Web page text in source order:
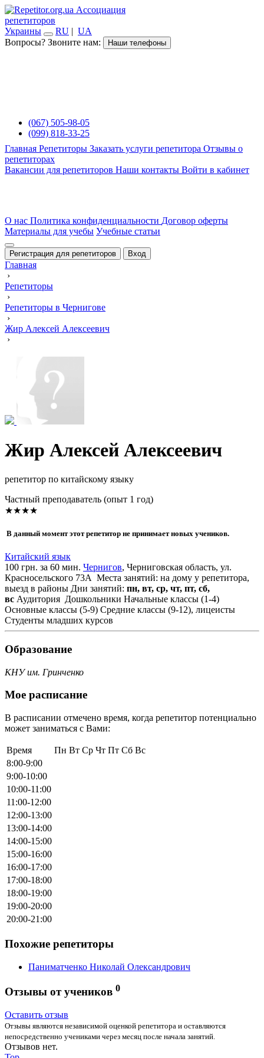
Ассоциация
репетиторов
Украины
RU | UA
Вопросы? Звоните нам:
Наши телефоны
(067) 505-98-05
(099) 818-33-25
Главная Репетиторы Заказать услуги репетитора Отзывы о
репетиторах
Вакансии для репетиторов Наши контакты Войти в кабинет
О нас Политика конфиденциальности Договор оферты
Материалы для учебы Учебные статьи
Регистрация для репетиторов Вход
Главная
›
Репетиторы
›
Репетиторы в Чернигове
›
Жир Алексей Алексеевич
›
Жир Алексей Алексеевич
репетитор по китайскому языку
Частный преподаватель (опыт 1 год)
★★★★
В данный момент этот репетитор не принимает новых учеников.
Китайский язык
100 грн. за 60 мин. Чернигов, Черниговская область, ул.
Красносельского 73А Места занятий: на дому у репетитора,
выезд в районы Дни занятий: пн, вт, ср, чт, пт, сб,
вс Аудитория Дошкольники Начальные классы (1-4)
Основные классы (5-9) Средние классы (9-12), лицеисты
Студенты младших курсов
Образование
КНУ им. Гринченко
Мое расписание
В расписании отмечено время, когда репетитор потенциально
может заниматься с Вами:
Время Пн Вт Ср Чт Пт Сб Вс
8:00-9:00
9:00-10:00
10:00-11:00
11:00-12:00
12:00-13:00
13:00-14:00
14:00-15:00
15:00-16:00
16:00-17:00
17:00-18:00
18:00-19:00
19:00-20:00
20:00-21:00
Похожие репетиторы
Паниматченко Николай Олександрович
Отзывы от учеников 0
Оставить отзыв
Отзывы являются независимой оценкой репетитора и оставляются
непосредственно учениками через месяц после начала занятий.
Отзывов нет.